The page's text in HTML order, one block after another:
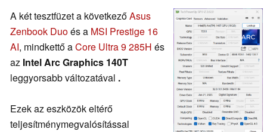
A két tesztfüzet a következőAsus
Zenbook Duoés a MSI Prestige 16
AI, mindkettő aCore Ultra 9 285H és
az Intel Arc Graphics 140T
leggyorsabb változatával .
Ezek az eszközök eltérő
teljesítménymegvalósítással